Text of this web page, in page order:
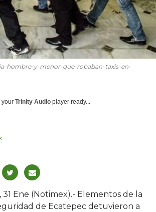
hombre-y-menor-que-robaban-taxis-en-
your Trinity Audio player ready...
31 Ene (Notimex).- Elementos de la
de Ecatepec detuvieron a